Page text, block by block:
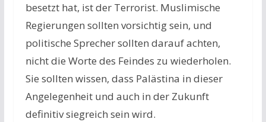
besetzt hat, ist der Terrorist. Muslimische
Regierungen sollten vorsichtig sein, und
politische Sprecher sollten darauf achten,
nicht die Worte des Feindes zu wiederholen.
Sie sollten wissen, dass Palästina in dieser
Angelegenheit und auch in der Zukunft
definitiv siegreich sein wird.